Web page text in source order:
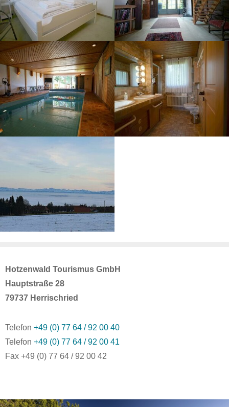
Hotzenwald Tourismus GmbH
Hauptstraße 28
79737 Herrischried
Telefon +49 (0) 77 64 / 92 00 40
Telefon +49 (0) 77 64 / 92 00 41
Fax +49 (0) 77 64 / 92 00 42